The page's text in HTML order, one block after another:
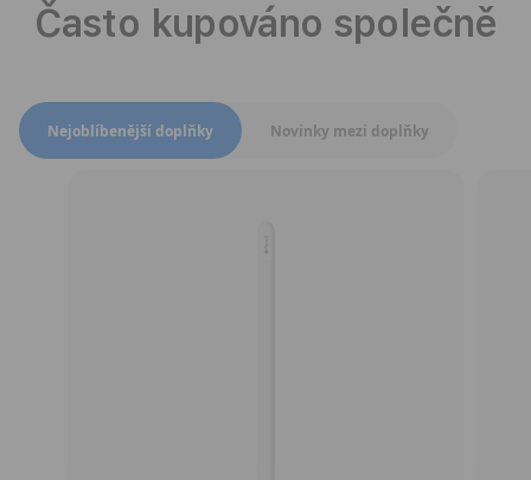
Často kupováno společně
Přepnout zobrazení produktů
Nejoblíbenější doplňky Novinky mezi doplňky